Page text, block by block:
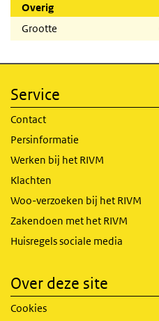
Overig
Grootte
Service
Contact
Persinformatie
Werken bij het RIVM
Klachten
Woo-verzoeken bij het RIVM
Zakendoen met het RIVM
Huisregels sociale media
Over deze site
Cookies